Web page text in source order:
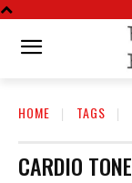
HOME TAGS
CARDIO TONE